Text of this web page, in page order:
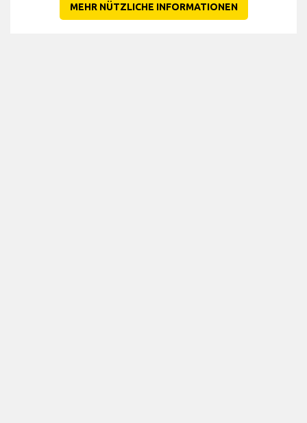
MEHR NÜTZLICHE INFORMATIONEN